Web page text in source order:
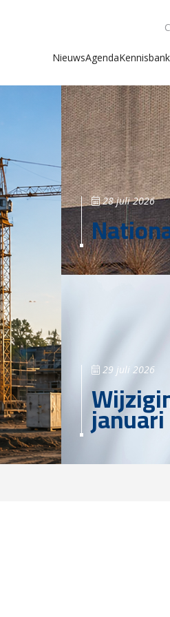
NieuwsAgendaKennisbank
28 juli 2026
29 juli 2026